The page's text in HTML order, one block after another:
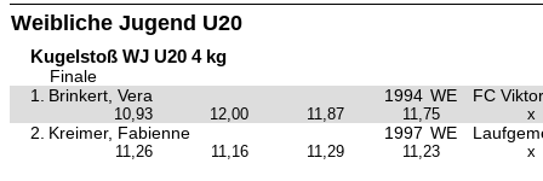
Weibliche Jugend U20
Kugelstoß WJ U20 4 kg
Finale
1.
Brinkert, Vera 1994 WE FC
10,93 12,00 11,87 11,75 x
2. Kreimer, Fabienne 1997 WE
11,26 11,16 11,29 11,23 x